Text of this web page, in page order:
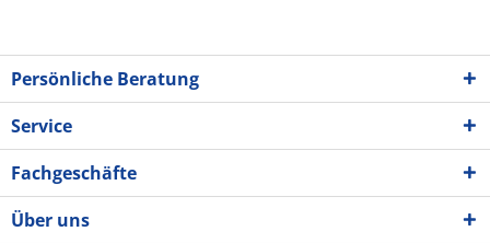
Persönliche Beratung
Service
Fachgeschäfte
Über uns